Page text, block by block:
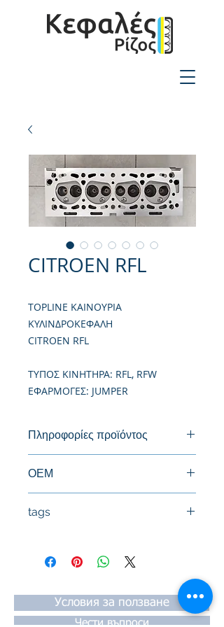
CITROEN RFL
TOPLINE ΚΑΙΝΟΥΡΙΑ
ΚΥΛΙΝΔΡΟΚΕΦΑΛΗ
CITROEN RFL
TΥΠΟΣ ΚΙΝΗΤΗΡΑ: RFL, RFW
ΕΦΑΡΜΟΓΕΣ: JUMPER
Πληροφορίες προϊόντος
ΟΕΜ
tags
#Κυλινδροκεφαλή #Κεφαλάρι
#TPTOPLINE
Условия за ползване
Чести въпроси